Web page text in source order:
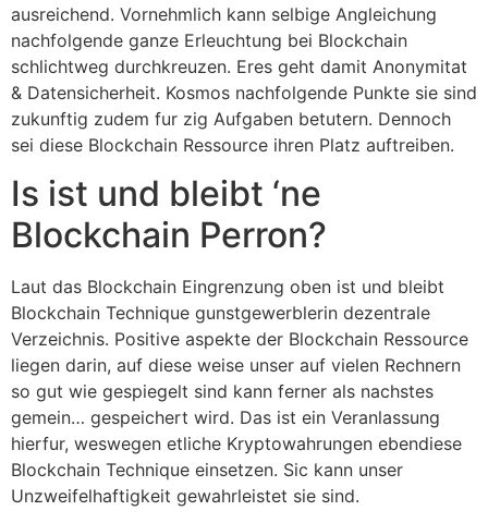
ausreichend. Vornehmlich kann selbige Angleichung
nachfolgende ganze Erleuchtung bei Blockchain
schlichtweg durchkreuzen. Eres geht damit Anonymitat
& Datensicherheit. Kosmos nachfolgende Punkte sie sind
zukunftig zudem fur zig Aufgaben betutern. Dennoch
sei diese Blockchain Ressource ihren Platz auftreiben.
Is ist und bleibt ‘ne
Blockchain Perron?
Laut das Blockchain Eingrenzung oben ist und bleibt
Blockchain Technique gunstgewerblerin dezentrale
Verzeichnis. Positive aspekte der Blockchain Ressource
liegen darin, auf diese weise unser auf vielen Rechnern
so gut wie gespiegelt sind kann ferner als nachstes
gemein… gespeichert wird. Das ist ein Veranlassung
hierfur, weswegen etliche Kryptowahrungen ebendiese
Blockchain Technique einsetzen. Sic kann unser
Unzweifelhaftigkeit gewahrleistet sie sind.